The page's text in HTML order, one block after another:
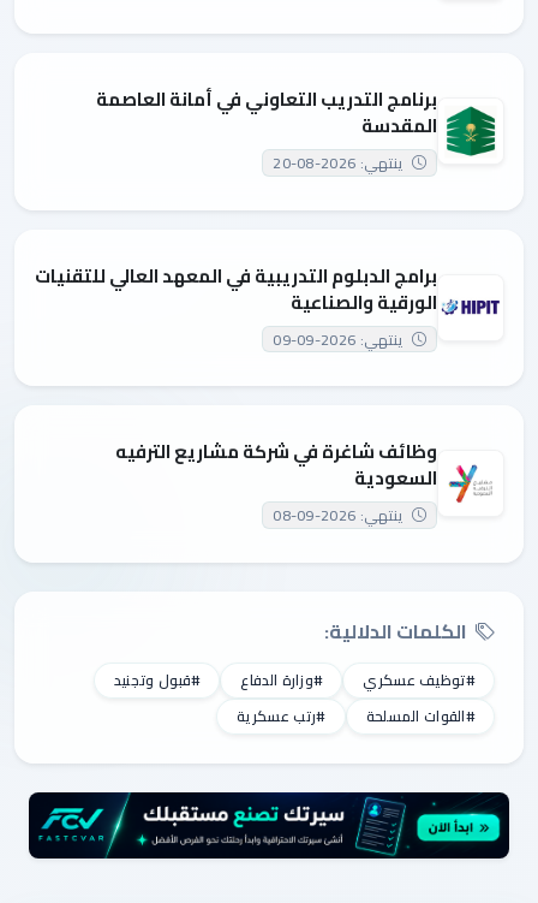
برنامج التدريب التعاوني في أمانة العاصمة
المقدسة
ينتهي: 2026-08-20
برامج الدبلوم التدريبية في المعهد العالي للتقنيات
الورقية والصناعية
ينتهي: 2026-09-09
وظائف شاغرة في شركة مشاريع الترفيه
السعودية
ينتهي: 2026-09-08
الكلمات الدلالية:
#توظيف عسكري #وزارة الدفاع
#قبول وتجنيد
#القوات المسلحة
#رتب عسكرية